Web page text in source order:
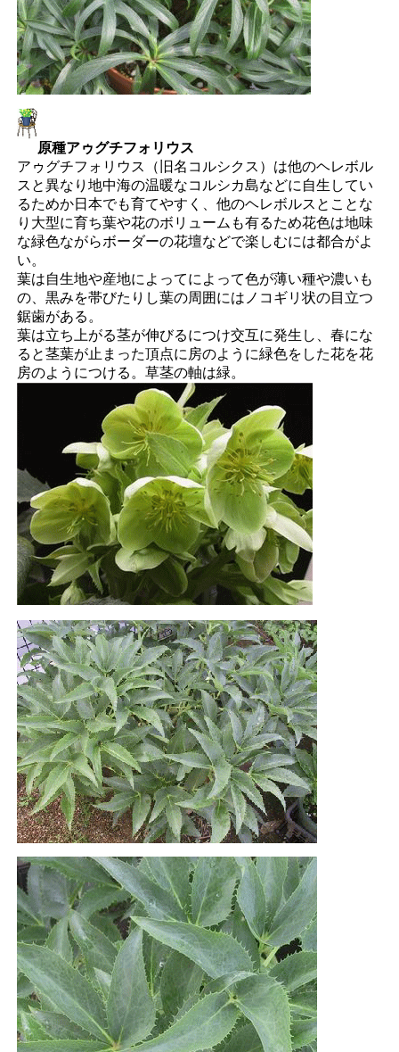
原種アゥグチフォリウス
アゥグチフォリウス（旧名コルシクス）は他のヘレボル
スと異なり地中海の温暖なコルシカ島などに自生してい
るためか日本でも育てやすく、他のヘレボルスとことな
り大型に育ち葉や花のボリュームも有るため花色は地味
な緑色ながらボーダーの花壇などで楽しむには都合がよ
い。
葉は自生地や産地によってによって色が薄い種や濃いも
の、黒みを帯びたりし葉の周囲にはノコギリ状の目立つ
鋸歯がある。
葉は立ち上がる茎が伸びるにつけ交互に発生し、春にな
ると茎葉が止まった頂点に房のように緑色をした花を花
房のようにつける。草茎の軸は緑。